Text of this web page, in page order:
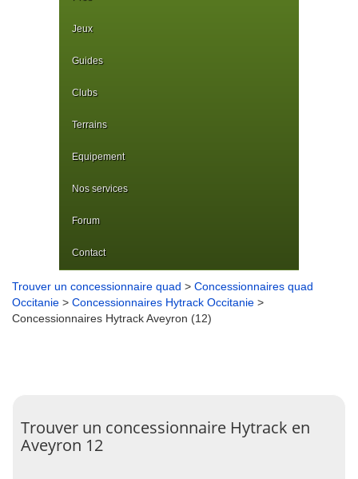
Jeux
Guides
Clubs
Terrains
Equipement
Nos services
Forum
Contact
Trouver un concessionnaire quad > Concessionnaires quad
Occitanie > Concessionnaires Hytrack Occitanie >
Concessionnaires Hytrack Aveyron (12)
Trouver un concessionnaire Hytrack en
Aveyron 12